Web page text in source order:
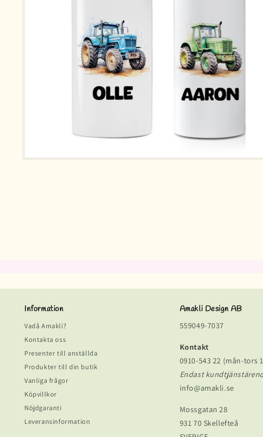
Information
Vadå Amakli?
Kontakta oss
Presenter till anställda
Produkter till din butik
Vanliga frågor
Köpvillkor
Nöjdgaranti
Leveransinformation
Amakli Design AB
559049-7037
Kontakt
0910-543 22 (mån-tors
Endast
info@amakli.se
Mossgatan 28
931 70 Skellefteå